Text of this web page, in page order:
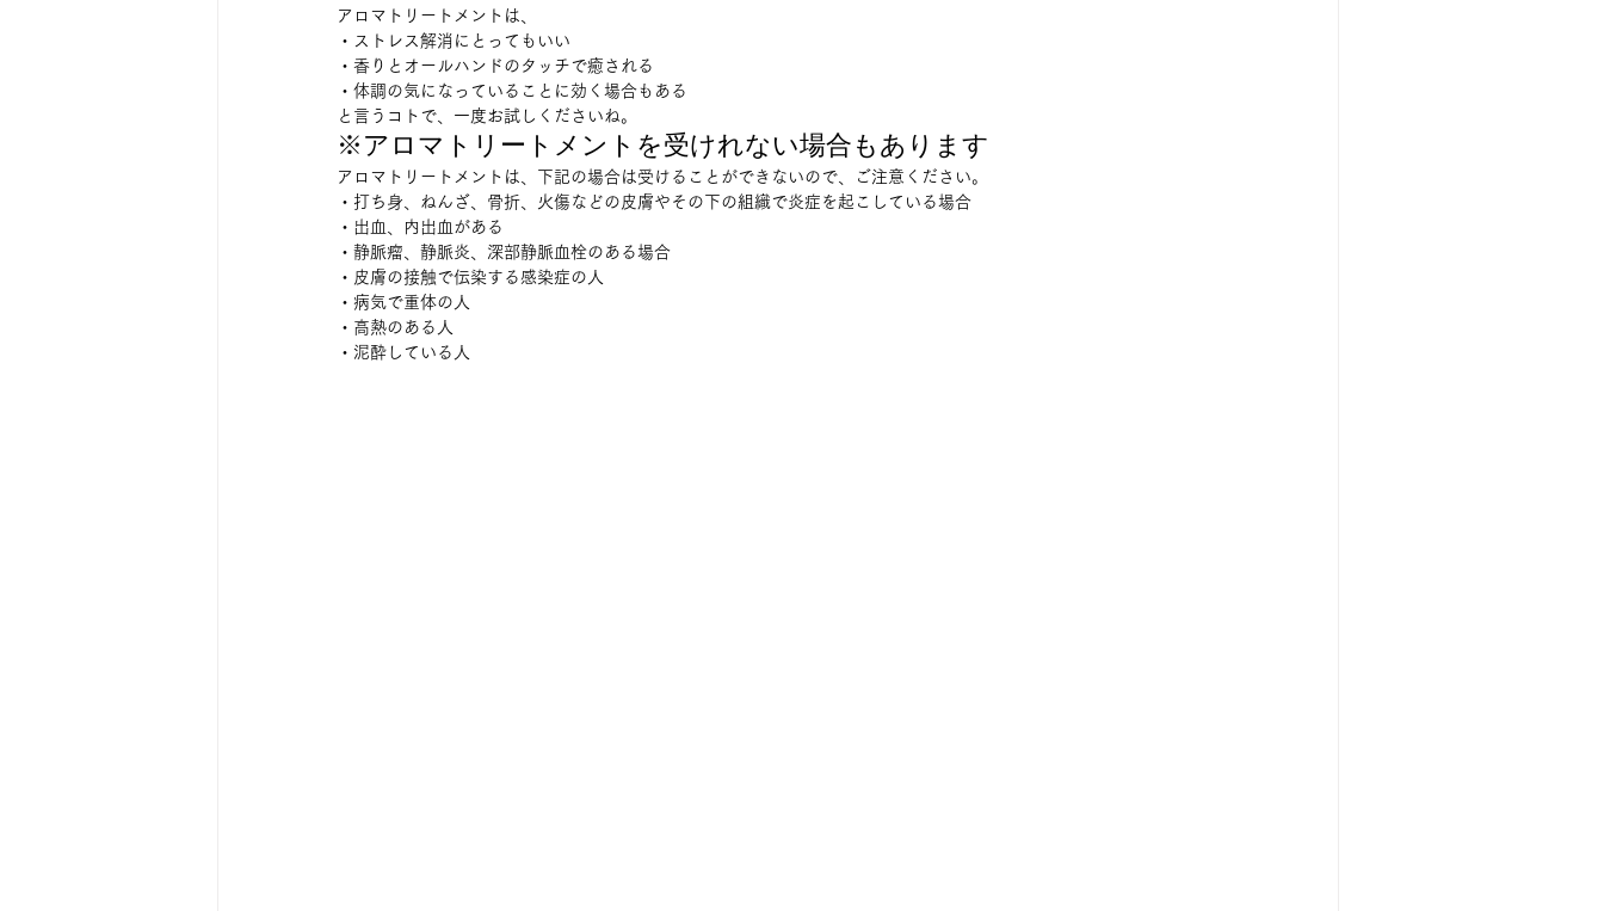
アロマトリートメントは、
・ストレス解消にとってもいい
・香りとオールハンドのタッチで癒される
・体調の気になっていることに効く場合もある
と言うコトで、一度お試しくださいね。
※アロマトリートメントを受けれない場合もあります
アロマトリートメントは、下記の場合は受けることができないので、ご注意ください。
・打ち身、ねんざ、骨折、火傷などの皮膚やその下の組織で炎症を起こしている場合
・出血、内出血がある
・静脈瘤、静脈炎、深部静脈血栓のある場合
・皮膚の接触で伝染する感染症の人
・病気で重体の人
・高熱のある人
・泥酔している人